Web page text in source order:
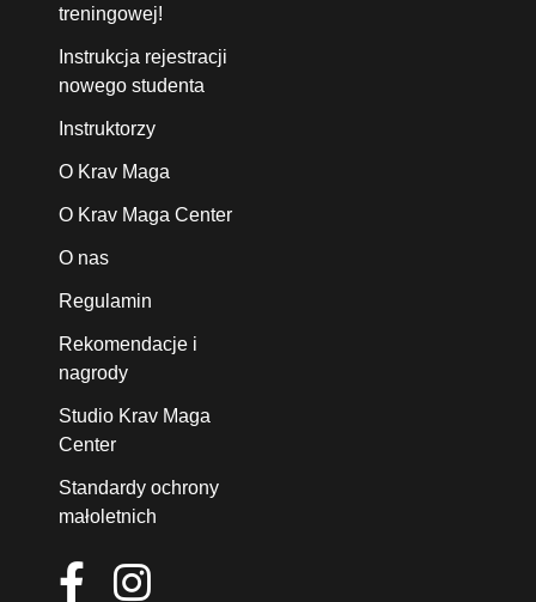
treningowej!
Instrukcja rejestracji
nowego studenta
Instruktorzy
O Krav Maga
O Krav Maga Center
O nas
Regulamin
Rekomendacje i
nagrody
Studio Krav Maga
Center
Standardy ochrony
małoletnich